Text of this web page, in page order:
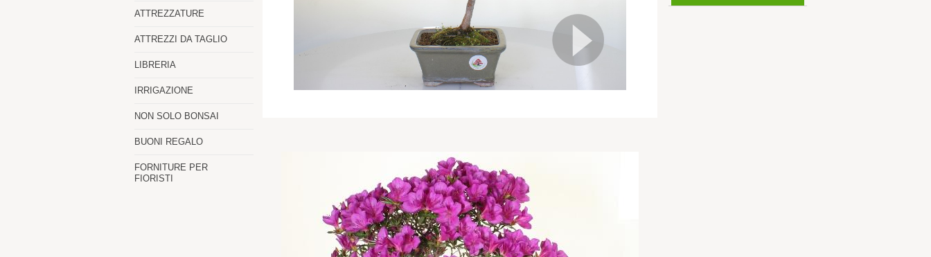
ATTREZZATURE
ATTREZZI DA TAGLIO
LIBRERIA
IRRIGAZIONE
NON SOLO BONSAI
BUONI REGALO
FORNITURE PER
FIORISTI